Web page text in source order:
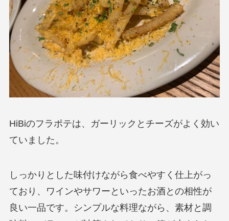
HiBiのフラポテは、ガーリックとチーズがよく効い
ていました。
しっかりとした味付けながら食べやすく仕上がっ
ており、ワインやサワーといったお酒との相性が
良い一品です。シンプルな料理ながら、素材と調